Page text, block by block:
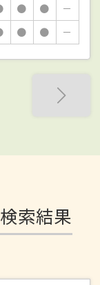
● ●
－
● ● －
索結果